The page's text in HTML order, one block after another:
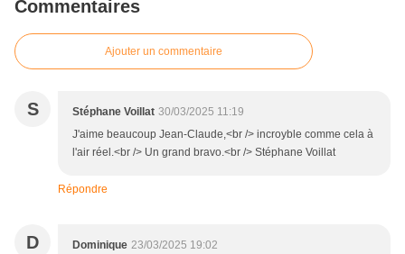
Commentaires
Ajouter un commentaire
S Stéphane Voillat 30/03/2025 11:19
J'aime beaucoup Jean-Claude,<br /> incroyble comme cela à
l'air réel.<br /> Un grand bravo.<br /> Stéphane Voillat
Répondre
D Dominique 23/03/2025 19:02